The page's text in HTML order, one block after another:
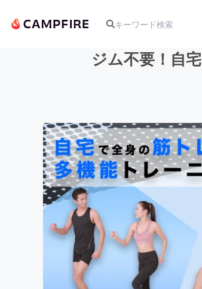
アート・写真
テクノロジー・ガジ
映像・映画
ビジネス・起業
まちづくり・地域活
ジム不要！自